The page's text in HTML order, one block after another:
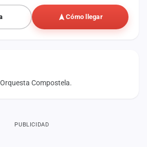
Cómo llegar
Compostela.
PUBLICIDAD